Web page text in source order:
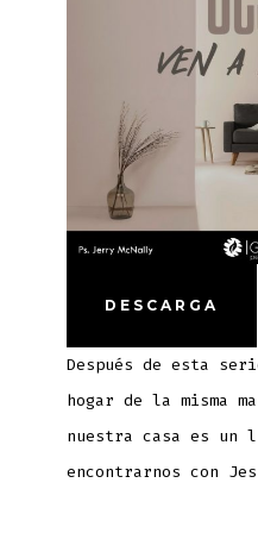
DESCARGA
Después de esta
hogar de la misma
nuestra casa es un
encontrarnos con